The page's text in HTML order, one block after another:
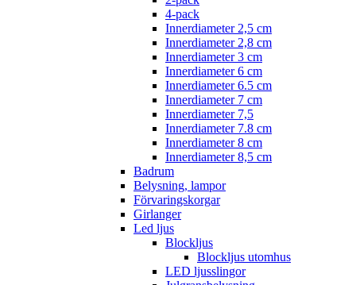
4-pack
Innerdiameter 2,5 cm
Innerdiameter 2,8 cm
Innerdiameter 3 cm
Innerdiameter 6 cm
Innerdiameter 6.5 cm
Innerdiameter 7 cm
Innerdiameter 7,5
Innerdiameter 7.8 cm
Innerdiameter 8 cm
Innerdiameter 8,5 cm
Badrum
Belysning, lampor
Förvaringskorgar
Girlanger
Led ljus
Blockljus
Blockljus utomhus
LED ljusslingor